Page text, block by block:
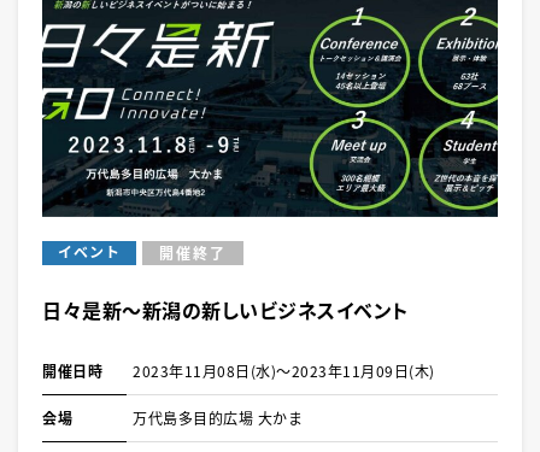
イベント 開催終了
日々是新～新潟の新しいビジネスイベント
開催日時 2023年11月08日(水)～2023年11月09日(木)
会場 万代島多目的広場 大かま